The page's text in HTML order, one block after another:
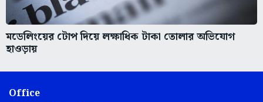
মডেলিংয়ের টোপ দিয়ে লক্ষাধিক টাকা তোলার অভিযোগ
হাওড়ায়
Office